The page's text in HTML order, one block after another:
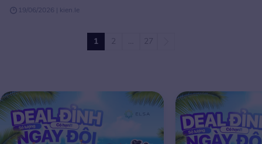
19/06/2026 | kien.le
1 2 27